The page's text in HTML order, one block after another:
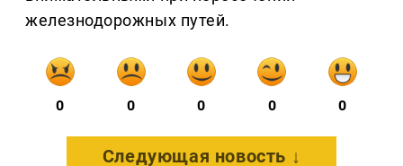
железнодорожных путей.
0 0 0 0 0
Следующая новость ↓